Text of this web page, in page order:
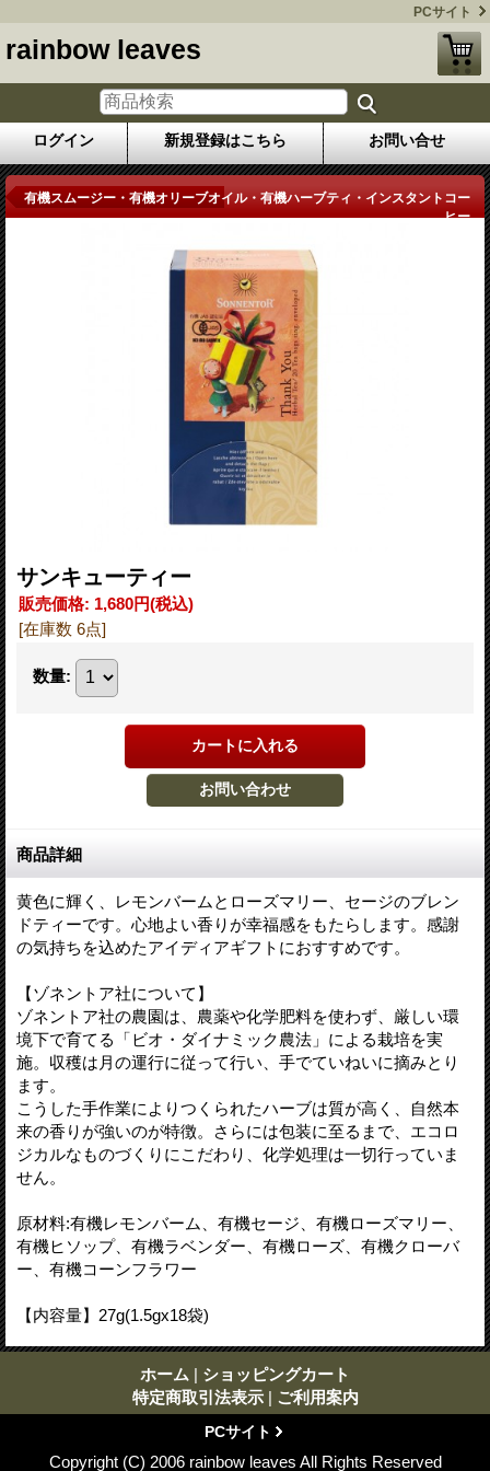
PCサイト
rainbow leaves
ログイン 新規登録はこちら お問い合せ
商品詳細
有機スムージー・有機オリーブオイル・有機ハーブティ・インスタントコー
ヒー
サンキューティー
販売価格: 1,680円(税込)
[在庫数 6点]
数量:
商品詳細
黄色に輝く、レモンバームとローズマリー、セージのブレン
ドティーです。心地よい香りが幸福感をもたらします。感謝
の気持ちを込めたアイディアギフトにおすすめです。
【ゾネントア社について】
ゾネントア社の農園は、農薬や化学肥料を使わず、厳しい環
境下で育てる「ビオ・ダイナミック農法」による栽培を実
施。収穫は月の運行に従って行い、手でていねいに摘みとり
ます。
こうした手作業によりつくられたハーブは質が高く、自然本
来の香りが強いのが特徴。さらには包装に至るまで、エコロ
ジカルなものづくりにこだわり、化学処理は一切行っていま
せん。
原材料:有機レモンバーム、有機セージ、有機ローズマリー、
有機ヒソップ、有機ラベンダー、有機ローズ、有機クローバ
ー、有機コーンフラワー
【内容量】27g(1.5gx18袋)
ホーム | ショッピングカート
特定商取引法表示 | ご利用案内
PCサイト
Copyright (C) 2006 rainbow leaves All Rights Reserved